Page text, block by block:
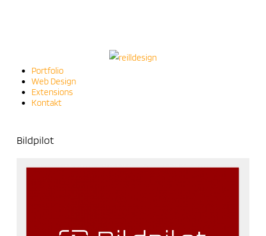
Portfolio
Web Design
Extensions
Kontakt
Bildpilot